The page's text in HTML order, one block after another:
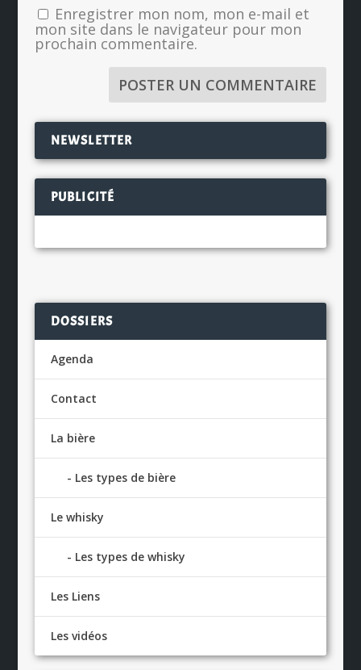
Enregistrer mon nom, mon e-mail et
mon site dans le navigateur pour mon
prochain commentaire.
NEWSLETTER
PUBLICITÉ
DOSSIERS
Agenda
Contact
La bière
Les types de bière
Le whisky
Les types de whisky
Les Liens
Les vidéos